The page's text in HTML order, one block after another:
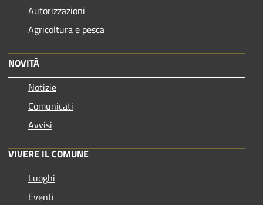
Autorizzazioni
Agricoltura e pesca
NOVITÀ
Notizie
Comunicati
Avvisi
VIVERE IL COMUNE
Luoghi
Eventi